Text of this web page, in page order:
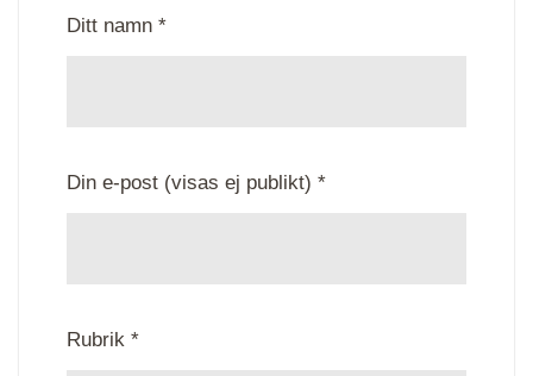
Ditt namn *
Din e-post (visas ej publikt) *
Rubrik *